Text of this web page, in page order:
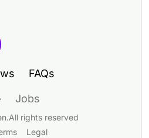
FAQs
Jobs
.All rights reserved
Legal